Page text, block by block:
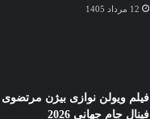
12 مرداد 1405
فیلم ویولن نوازی بیژن
فینال جام جهانی 2026